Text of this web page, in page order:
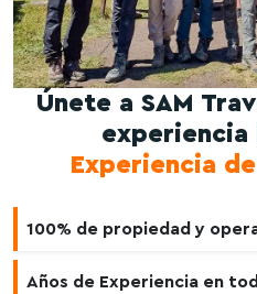
Únete a SAM
experiencia
Experiencia
100% de propiedad y
Años de Experiencia en